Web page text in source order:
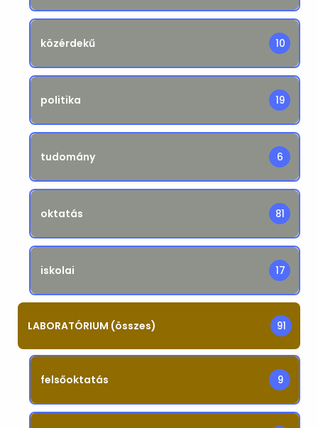
közérdekű 10
politika 19
tudomány 6
oktatás 81
iskolai 17
LABORATÓRIUM (összes) 91
felsőoktatás 9